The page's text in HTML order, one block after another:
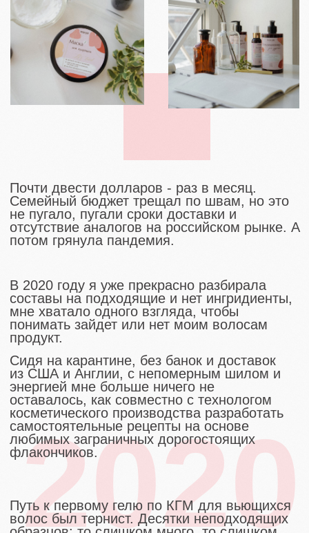
мало, то тяжело, то нет фиксации. Но мы с
моими волосами и кудрявыми мастерами
это прошли.
Научились тестировать, создали несколько
потрясающих рецептов, открыли салоны
для кудрявых волос и шагаем дальше в
новые продукты, новые разработки и новые
эксперименты над идеальными составами
независимой косметики для кудрявых и
волнистых волос Российского
Мы очень стараемся и работаем над
составами, очень много тестируем
косметику и доводим ее до идеального
результата! Мы видим от вас огромный
отклик и с самого начала пути очень
близки с вами.
ЧЕСТНО, ПОКА НЕ СТОЯЛО
МЕСТА, НО ЭТО СЛУЧИЛОСЬ.
НАШ УСПЕХ НА
CURLY AWARDS